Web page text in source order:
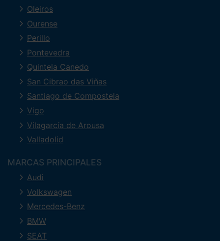
Oleiros
Ourense
Perillo
Pontevedra
Quintela Canedo
San Cibrao das Viñas
Santiago de Compostela
Vigo
Vilagarcía de Arousa
Valladolid
MARCAS PRINCIPALES
Audi
Volkswagen
Mercedes-Benz
BMW
SEAT